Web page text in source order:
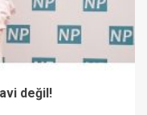
değil!